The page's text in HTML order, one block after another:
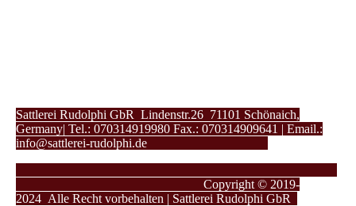
Sattlerei Rudolphi GbR Lindenstr.26 71101 Schönaich,
Germany| Tel.: 070314919980 Fax.: 070314909641 | Email.:
info@sattlerei-rudolphi.de
Copyright © 2019-
2024 Alle Recht vorbehalten | Sattlerei Rudolphi GbR